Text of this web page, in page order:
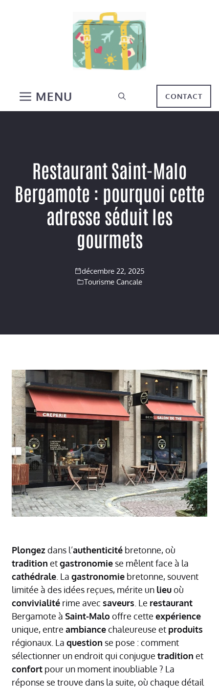
MENU CONTACT
Restaurant Saint-Malo
Bergamote : pourquoi cette
adresse séduit les
gourmets
décembre 22, 2025
Tourisme Cancale
Plongez dans l’authenticité bretonne, où
tradition etgastronomie se mêlent face à la
cathédrale . La gastronomie bretonne, souvent
limitée à des idées reçues, mérite un lieuoù
convivialité rime avec saveurs . Le restaurant
Bergamote à Saint-Malo offre cette expérience
unique, entre ambiancechaleureuse et produits
régionaux. La question se pose : comment
sélectionner un endroit qui conjugue tradition et
confort pour un moment inoubliable ? La
réponse se trouve dans la suite, où chaque détail